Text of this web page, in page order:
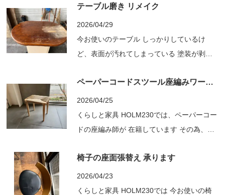
らお使いのゆったりとした椅子 座面の張地
が傷んでしまってどうしようかとご相談 い
ただきました ずっと使い続けているお気に
入りの椅子です 新しいモノを買うというよ
テーブル磨き リメイク
2026/04/29
今お使いのテーブル しっかりしているけ
ど、表面が汚れてしまっている 塗装が剥げ
んか？ そのテーブル きれいになります 15
年、20年、それ以上使っているけどとても
気に入っている 表面だけでもきれいにしま
しょう ずいぶんと使い込まれた天板です こ
ペーパーコードスツール座編みワークショップ
2026/04/25
くらしと家具 HOLM230では、ペーパーコー
ドの座編み師が 在籍しています その為、ス
しております ご希望の日時をご連絡いただ
けましたら調整させていただきますので ご
興味がございましたらぜひご連絡ください
椅子の座面張替え 承ります
2026/04/23
くらしと家具 HOLM230では 今お使いの椅